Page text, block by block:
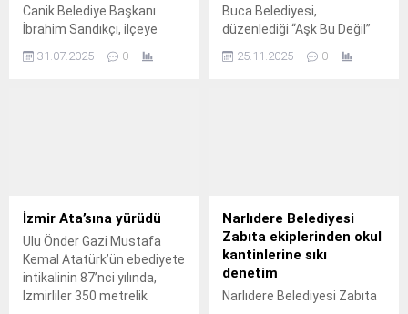
Canik Belediye Başkanı
İbrahim Sandıkçı, ilçeye
değer katmaya devam
31.07.2025 0
Buca Belediyesi,
düzenlediği “Aşk Bu Değil”
büyük tehlikeye dikkat çekti.
25.11.2025 0
İzmir Ata’sına yürüdü
Ulu Önder Gazi Mustafa
Kemal Atatürk’ün ebediyete
intikalinin 87’nci yılında,
İzmirliler 350 metrelik
Narlıdere Belediyesi
Zabıta ekiplerinden okul
kantinlerine sıkı
denetim
Narlıdere Belediyesi Zabıta